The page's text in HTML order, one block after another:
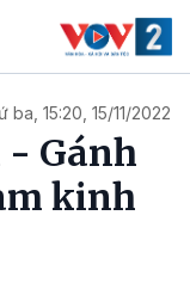
ba, 15:20, 15/11/2022
- Gánh
kinh